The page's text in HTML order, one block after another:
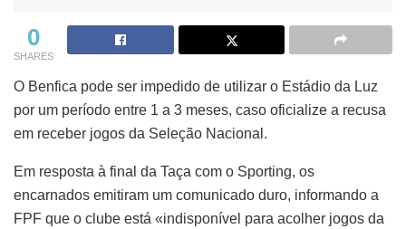
0
SHARES
O Benfica pode ser impedido de utilizar o Estádio da Luz
por um período entre 1 a 3 meses, caso oficialize a recusa
em receber jogos da Seleção Nacional.
Em resposta à final da Taça com o Sporting, os
encarnados emitiram um comunicado duro, informando a
FPF que o clube está «indisponível para acolher jogos da